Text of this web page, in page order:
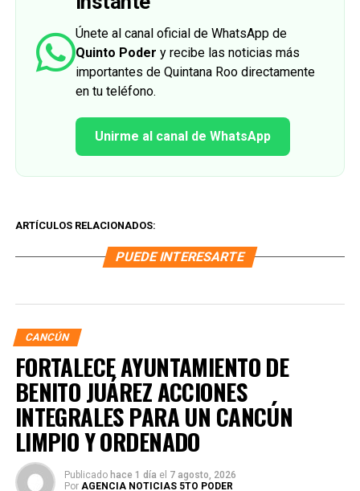
Únete al canal oficial de WhatsApp de
Quinto Poder y recibe las noticias más
importantes de Quintana Roo directamente
en tu teléfono.
Unirme al canal de WhatsApp
ARTÍCULOS RELACIONADOS:
PUEDE INTERESARTE
CANCÚN
FORTALECE AYUNTAMIENTO DE
BENITO JUÁREZ ACCIONES
INTEGRALES PARA UN CANCÚN
LIMPIO Y ORDENADO
Publicado hace 1 día el 7 agosto, 2026
Por AGENCIA NOTICIAS 5TO PODER